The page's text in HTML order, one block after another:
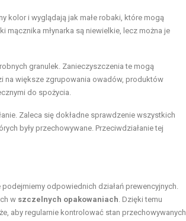
kolor i wyglądają jak małe robaki, które mogą
mącznika młynarka są niewielkie, lecz można je
granulek. Zanieczyszczenia te mogą
na większe zgrupowania owadów, produktów
do spożycia.
Zaleca się dokładne sprawdzenie wszystkich
były przechowywane. Przeciwdziałanie tej
odpowiednich działań prewencyjnych.
w szczelnych opakowaniach . Dzięki temu
aby regularnie kontrolować stan przechowywanych